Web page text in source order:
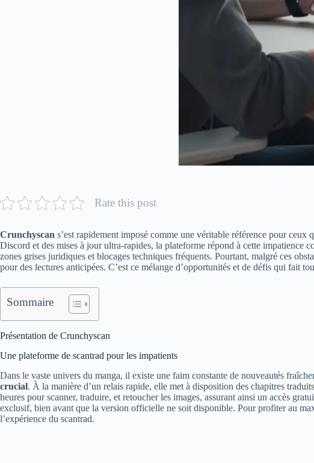
Rate this post
Crunchyscan s’est rapidement imposé comme une véritable référence pour
Discord et des mises à jour ultra-rapides, la plateforme répond à cette
zones grises juridiques et blocages techniques fréquents. Pourtant, malgré ces
pour des lectures anticipées. C’est ce mélange d’opportunités et de défis qui fait
Sommaire
Présentation de Crunchyscan
Une plateforme de scantrad pour les impatients
Dans le vaste univers du manga, il existe une faim constante de nouveautés
crucial. À la manière d’un relais rapide, elle met à disposition des chapitres
heures pour scanner, traduire, et retoucher les images, assurant ainsi un accès
exclusif, bien avant que la version officielle ne soit disponible. Pour profiter au
l’expérience du scantrad.